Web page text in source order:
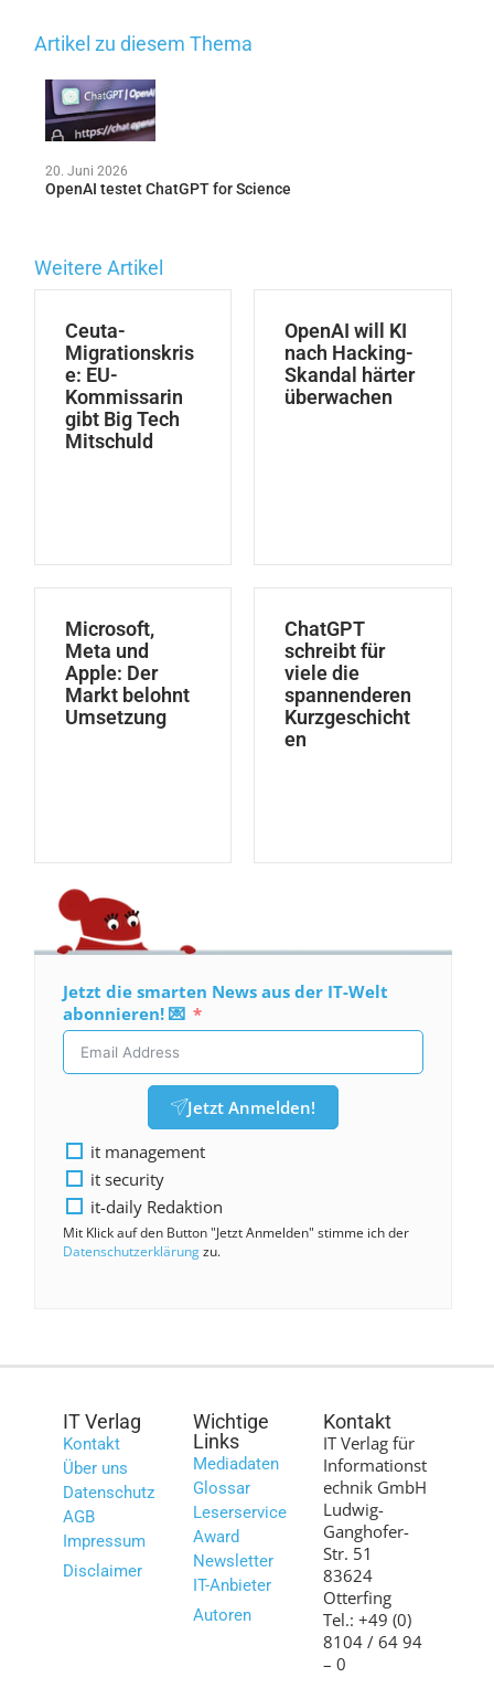
Artikel zu diesem Thema
20. Juni 2026
OpenAI testet ChatGPT for Science
Weitere Artikel
Ceuta-
Migrationskris
e: EU-
Kommissarin
gibt Big Tech
Mitschuld
OpenAI will KI
nach Hacking-
Skandal härter
überwachen
Microsoft,
Meta und
Apple: Der
Markt belohnt
Umsetzung
ChatGPT
schreibt für
viele die
spannenderen
Kurzgeschicht
en
Jetzt die smarten News aus der IT-Welt
abonnieren! 💌
Jetzt Anmelden!
it management
it security
it-daily Redaktion
Mit Klick auf den Button "Jetzt Anmelden" stimme ich der
Datenschutzerklärungzu.
IT Verlag
Kontakt
Über uns
Datenschutz
AGB
Impressum
Disclaimer
Wichtige
Links
Mediadaten
Glossar
Leserservice
Award
Newsletter
IT-Anbieter
Autoren
Kontakt
IT Verlag für
Informationst
echnik GmbH
Ludwig-
Ganghofer-
Str. 51
83624
Otterfing
Tel.: +49 (0)
8104 / 64 94
– 0